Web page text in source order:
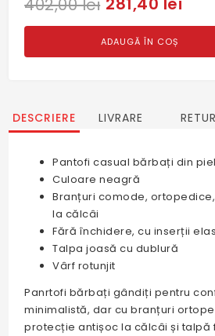
ADAUGĂ ÎN COȘ
DESCRIERE LIVRARE RETUR
Pantofi casual bărbați din
Culoare neagră
Branțuri comode,
la călcâi
Fără închidere, cu inserții
Talpa joasă cu dublură
Vârf rotunjit
Panrtofi bărbați gândiți pentru
minimalistă, dar cu branțuri
protecție antișoc la călcâi și talpă